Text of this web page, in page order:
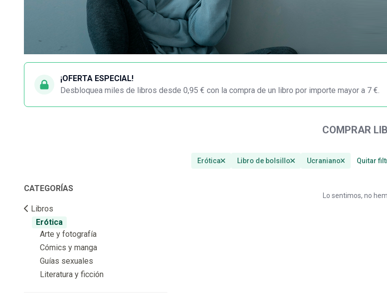
¡OFERTA ESPECIAL!
Desbloquea miles de libros desde 0,95 € con la compra de un libro por importe mayor a 7 €.
COMPRAR
Erótica Libro de bolsillo Ucraniano Quitar
CATEGORÍAS
Libros
Erótica
Arte y fotografía
Cómics y manga
Guías sexuales
Literatura y ficción
Lo sentimos, no